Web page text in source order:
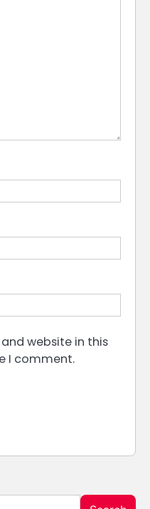
website in this
I comment.